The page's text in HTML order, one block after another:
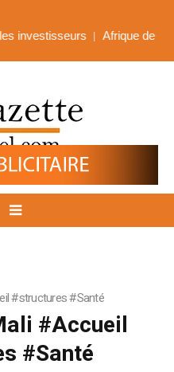
Afrique de
#structures #Santé
#Accueil
#Santé